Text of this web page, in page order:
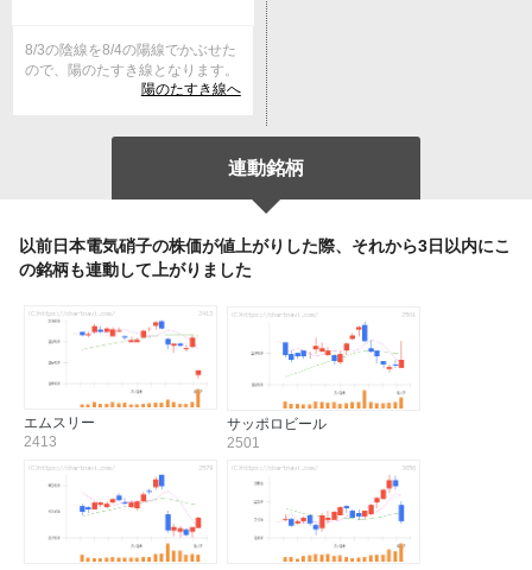
8/3の陰線を8/4の陽線でかぶせた
ので、陽のたすき線となります。
陽のたすき線へ
連動銘柄
以前日本電気硝子の株価が値上がりした際、それから3日以内にこ
の銘柄も連動して上がりました
エムスリー
2413
サッポロビール
2501